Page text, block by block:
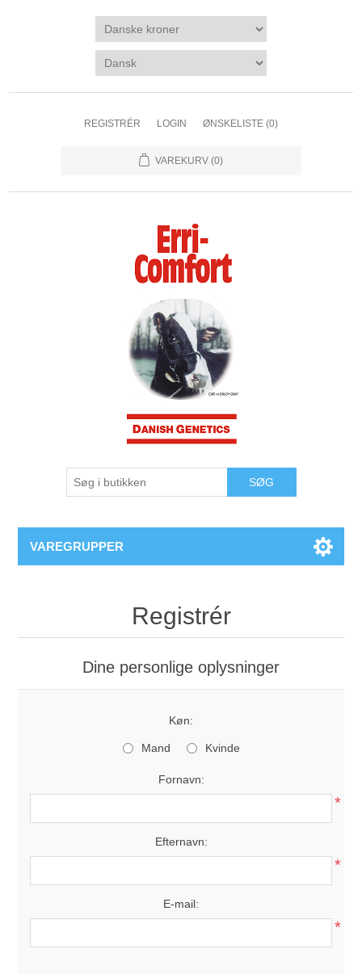
REGISTRÉR LOGIN ØNSKELISTE (0)
VAREKURV (0)
VAREGRUPPER
Registrér
Dine personlige oplysninger
Køn:
Mand Kvinde
Fornavn:
*
Efternavn:
*
E-mail:
*